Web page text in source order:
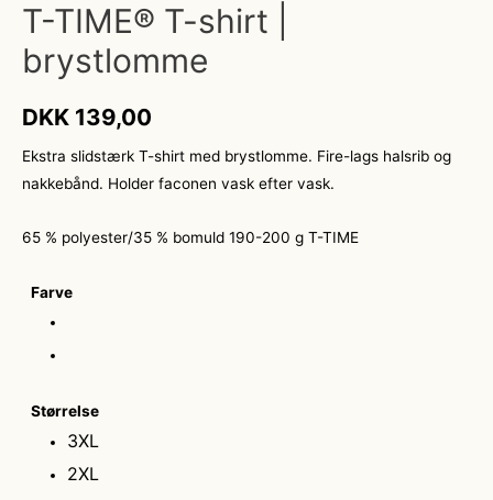
T-TIME® T-shirt |
brystlomme
DKK 139,00
Ekstra slidstærk T-shirt med brystlomme. Fire-lags halsrib og
nakkebånd. Holder faconen vask efter vask.
65 % polyester/35 % bomuld 190-200 g T-TIME
Farve
Størrelse
3XL
2XL